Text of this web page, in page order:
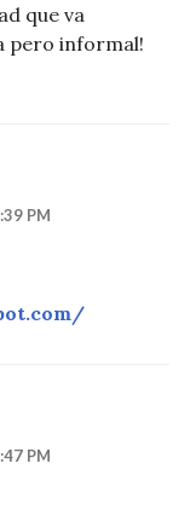
que va
pero informal!
PM
PM